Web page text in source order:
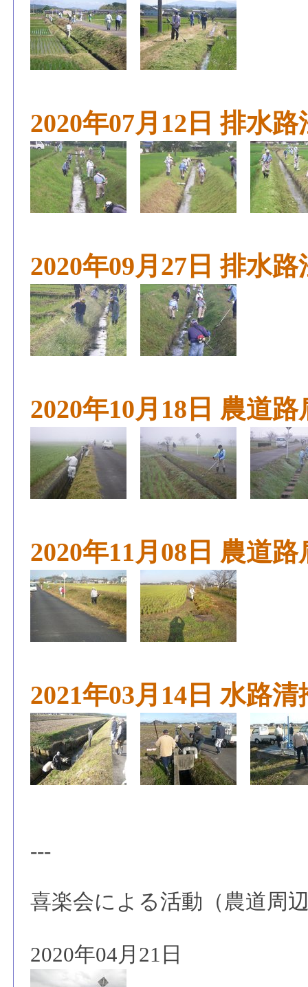
2020年07月12日 排水
2020年09月27日 排水
2020年10月18日 農道
2020年11月08日 農道
2021年03月14日 水路
---
喜楽会による活動（農道周
2020年04月21日